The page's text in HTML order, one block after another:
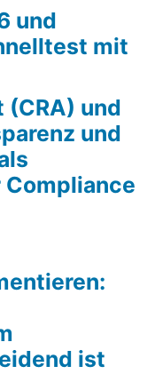
und
mit
(CRA) und
und
ist